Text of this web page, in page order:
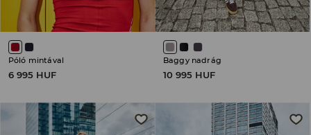
Póló mintával
6 995 HUF
Baggy nadrág
10 995 HUF